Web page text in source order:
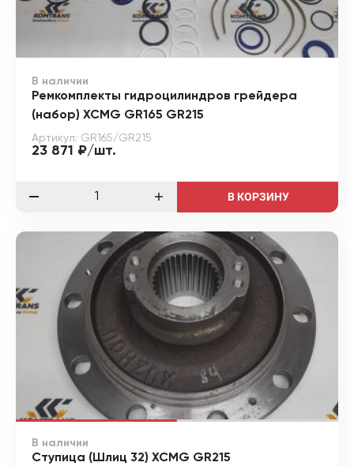
В наличии
Ремкомплекты гидроцилиндров грейдера
(набор) XCMG GR165 GR215
Артикул: GR165/GR215
23 871 ₽/шт.
В КОРЗИНУ
В наличии
Ступица (Шлиц 32) XCMG GR215